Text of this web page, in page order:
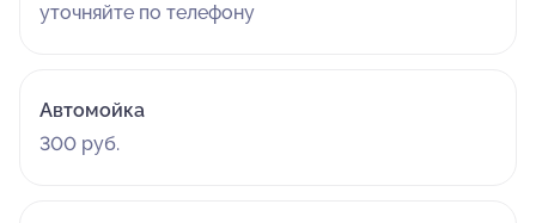
уточняйте по телефону
Автомойка
300 руб.